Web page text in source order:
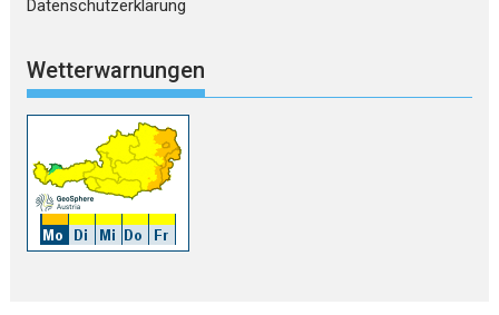
Datenschutzerklärung
Wetterwarnungen